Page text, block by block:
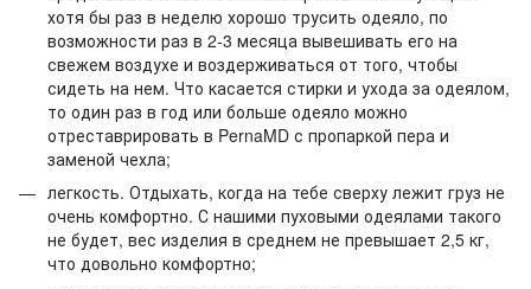
хотя бы раз в неделю хорошо трусить одеяло, по
возможности раз в 2-3 месяца вывешивать его на
свежем воздухе и воздерживаться от того, чтобы
сидеть на нем. Что касается стирки и ухода за одеялом,
то один раз в год или больше одеяло можно
отреставрировать в PernaMD с пропаркой пера и
заменой чехла;
легкость. Отдыхать, когда на тебе сверху лежит груз не
очень комфортно. С нашими пуховыми одеялами такого
не будет, вес изделия в среднем не превышает 2,5 кг,
что довольно комфортно;